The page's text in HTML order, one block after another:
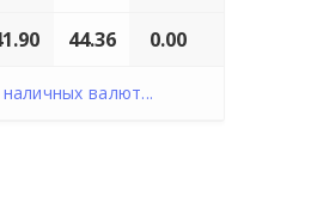
44.36 0.00
валют...